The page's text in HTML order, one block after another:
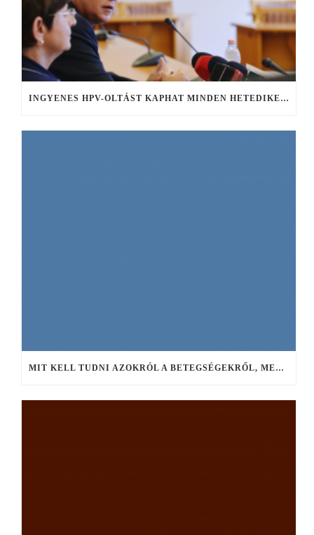
INGYENES HPV-OLTÁST KAPHAT MINDEN HETEDIKES LÁNY ŐSZTŐL
MIT KELL TUDNI AZOKRÓL A BETEGSÉGEKRŐL, MELYEK LEGINKÁBB KÖZÖSSÉGEN BELÜL FERTŐZNEK?